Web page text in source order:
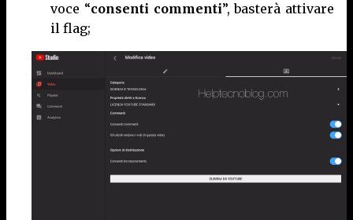
voce “consenti commenti”, basterà attivare
il flag;